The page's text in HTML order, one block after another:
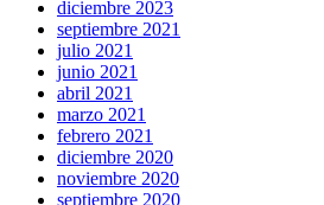
diciembre 2023
septiembre 2021
julio 2021
junio 2021
abril 2021
marzo 2021
febrero 2021
diciembre 2020
noviembre 2020
septiembre 2020